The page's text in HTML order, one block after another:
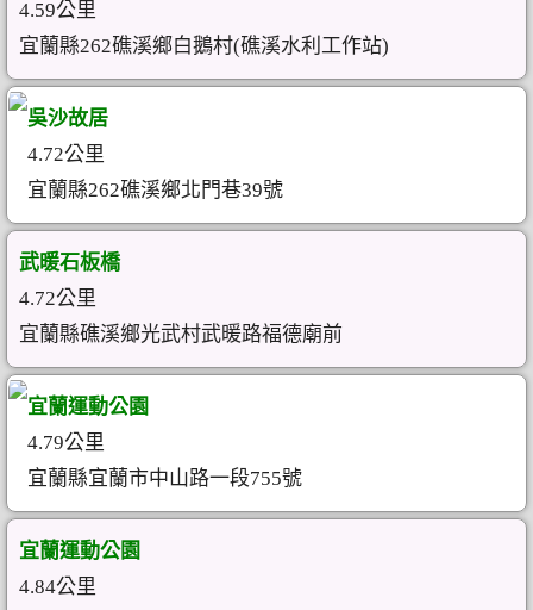
4.59公里
宜蘭縣262礁溪鄉白鵝村(礁溪水利工作站)
吳沙故居
4.72公里
宜蘭縣262礁溪鄉北門巷39號
武暖石板橋
4.72公里
宜蘭縣礁溪鄉光武村武暖路福德廟前
宜蘭運動公園
4.79公里
宜蘭縣宜蘭市中山路一段755號
宜蘭運動公園
4.84公里